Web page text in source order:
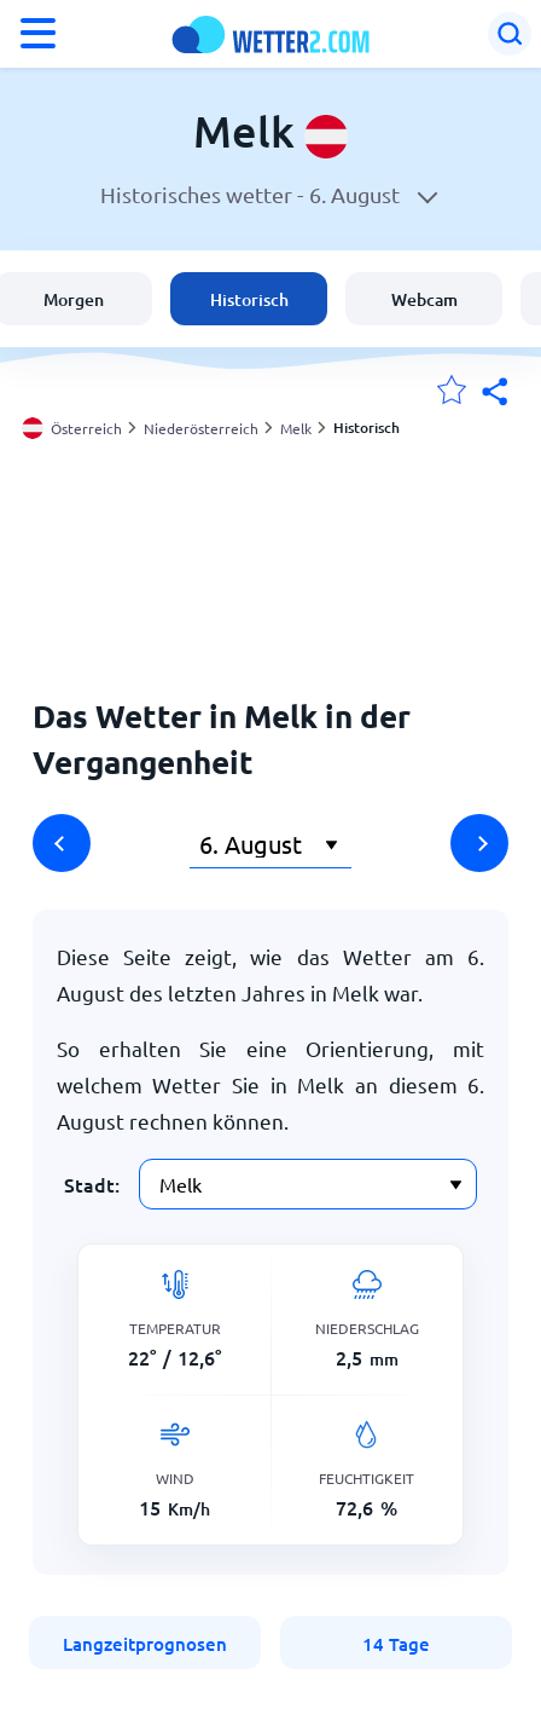
Wetter in Melk
Schweiz
Deutschland
Melk
Historisches wetter - 6. August
Morgen Historisch Webcam
Österreich Niederösterreich Melk Historisch
Das Wetter in Melk in der
Vergangenheit
Diese Seite zeigt, wie das Wetter am 6.
Augustdes letzten Jahres in Melk war.
So erhalten Sie eine Orientierung, mit
welchem Wetter Sie in Melk an diesem 6.
Augustrechnen können.
Stadt:
TEMPERATUR
22° / 12,6°
NIEDERSCHLAG
2,5 mm
WIND
15 Km/h
FEUCHTIGKEIT
72,6 %
Langzeitprognosen 14 Tage